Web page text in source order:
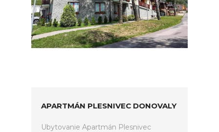
APARTMÁN PLESNIVEC DONOVALY
Ubytovanie Apartmán Plesnivec